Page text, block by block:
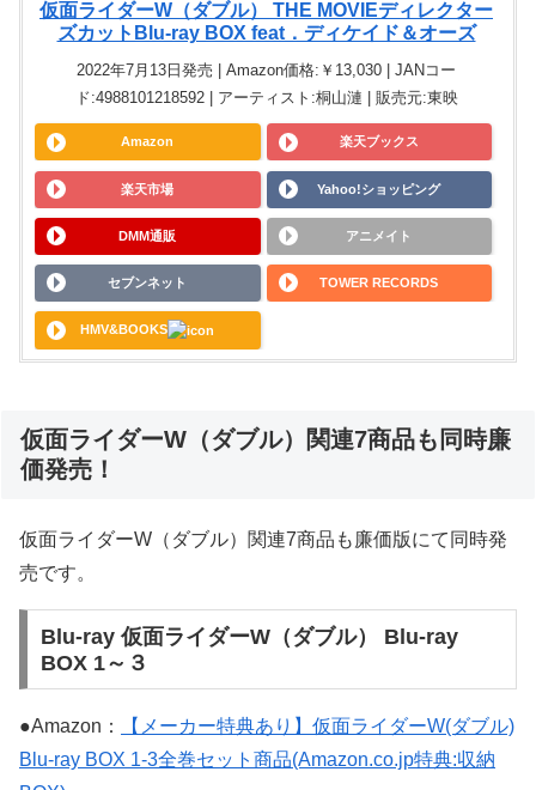
仮面ライダーW（ダブル） THE MOVIEディレクター
ズカットBlu-ray BOX feat．ディケイド＆オーズ
2022年7月13日発売 | Amazon価格:￥13,030 | JANコー
ド:4988101218592 | アーティスト:桐山漣 | 販売元:東映
Amazon 楽天ブックス
楽天市場 Yahoo!ショッピング
DMM通販 アニメイト
セブンネット TOWER RECORDS
HMV&BOOKS
仮面ライダーW（ダブル）関連7商品も同時廉
価発売！
仮面ライダーW（ダブル）関連7商品も廉価版にて同時発
売です。
Blu-ray 仮面ライダーW（ダブル） Blu-ray
BOX 1～３
●Amazon：
【メーカー特典あり】仮面ライダーW(ダブル)
Blu-ray BOX 1-3全巻セット商品(Amazon.co.jp特典:収納